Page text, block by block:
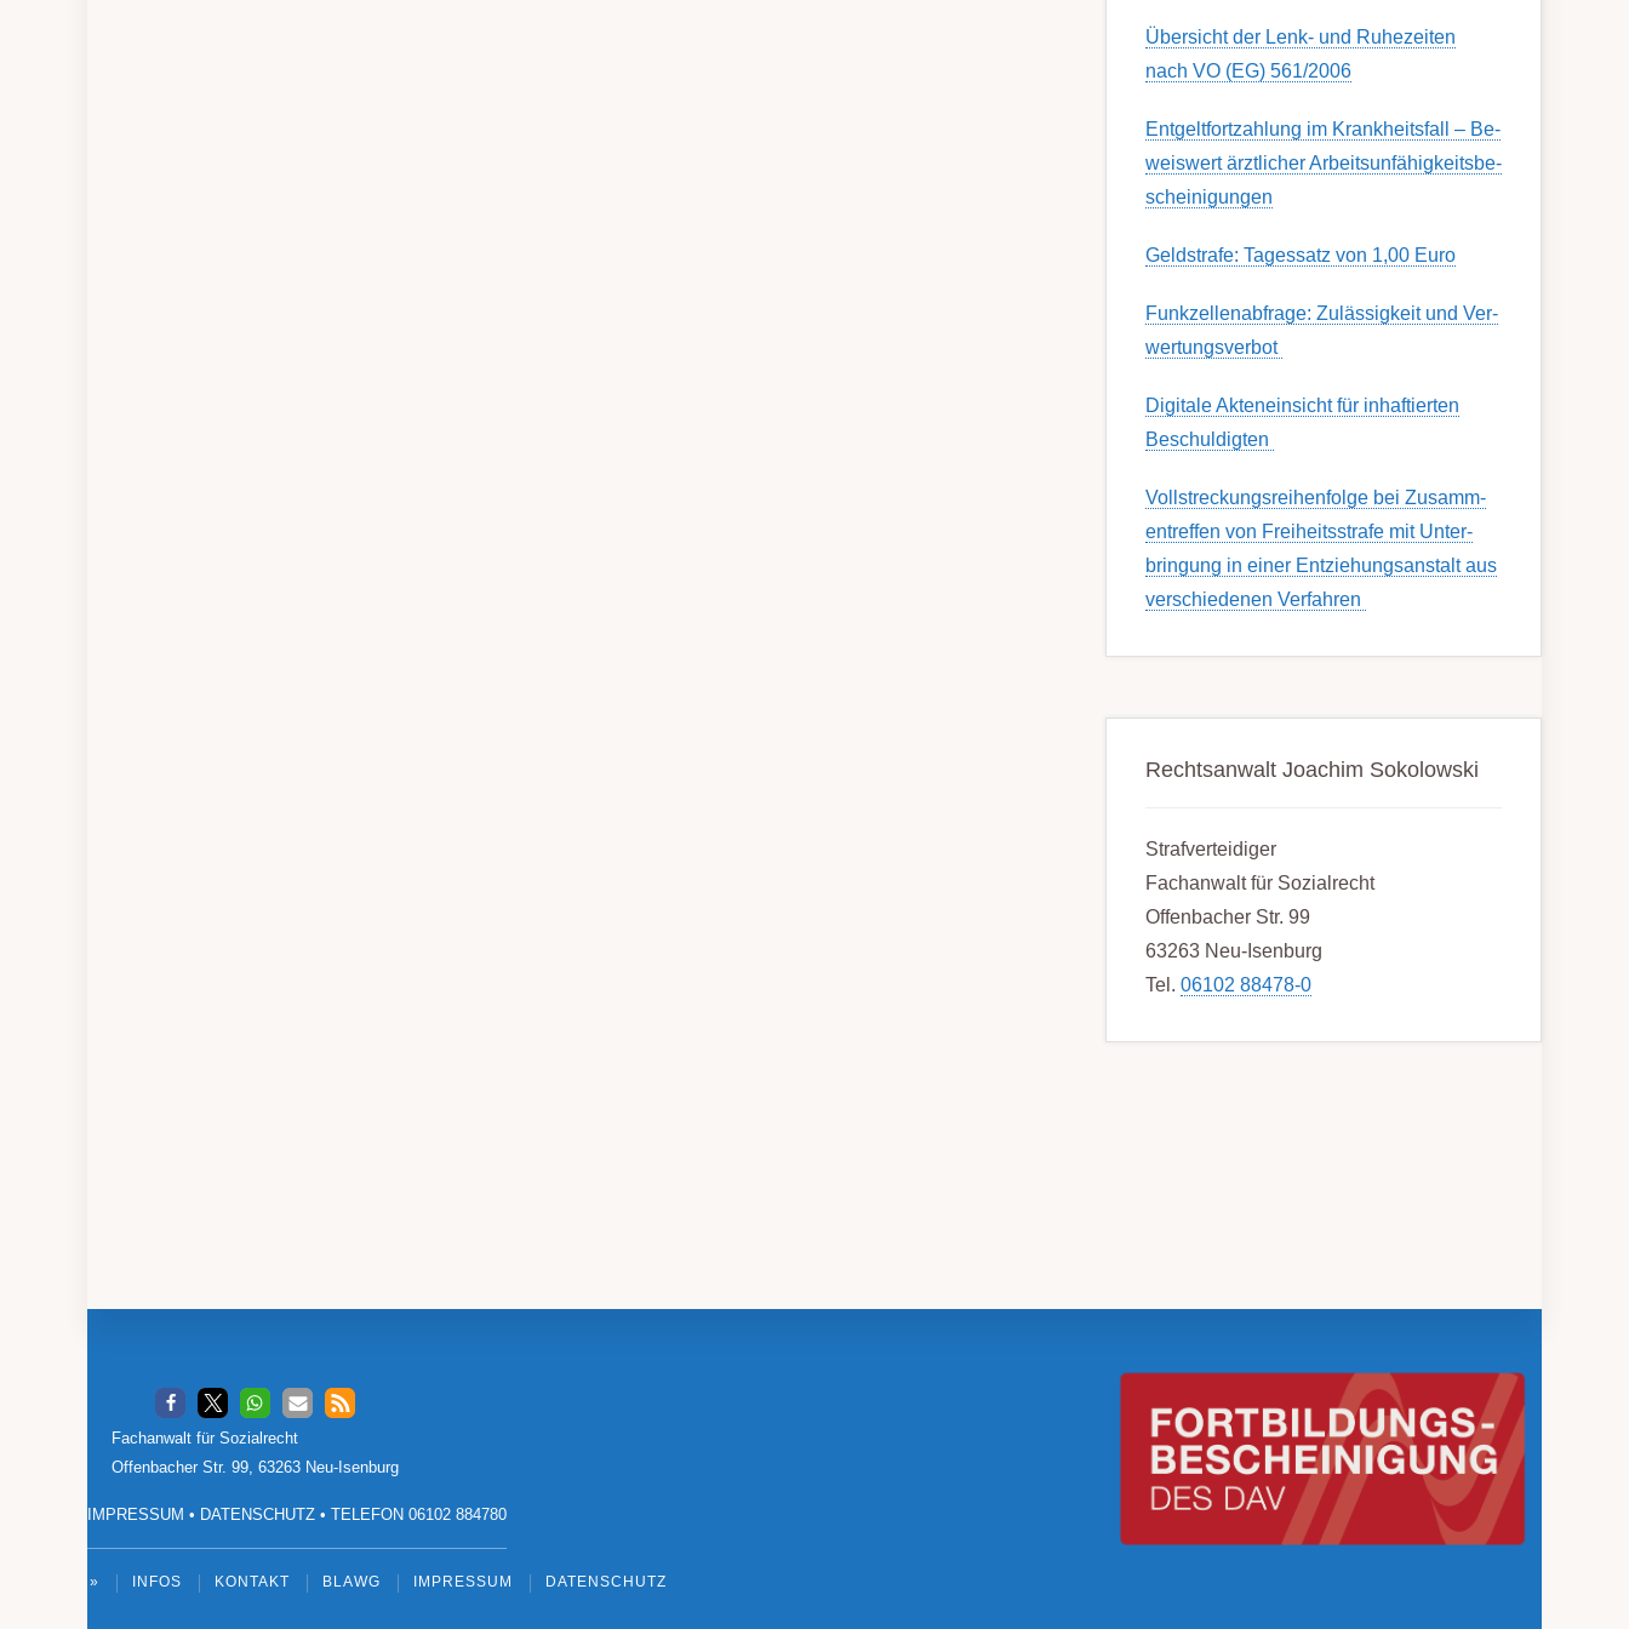
Übersicht der Lenk- und Ruhezeiten
nach VO (EG) 561/2006
Ent­gelt­fort­zahl­ung im Krank­heits­fall – Be­
weis­wert ärzt­lich­er Ar­beits­un­fähig­keits­be­
schein­igung­en
Geldstrafe: Tagessatz von 1,00 Euro
Funk­zell­en­ab­fra­ge: Zu­lässig­keit und Ver­
wert­ungs­ver­bot
Digitale Akteneinsicht für inhaftierten
Beschuldigten
Voll­streckungs­­­reihenfolge bei Zusamm­­
en­treffen von Frei­heits­strafe mit Unter­
bring­ung in einer Ent­ziehungs­anstalt aus
ver­schied­enen Ver­fahren
Rechtsanwalt Joachim Sokolowski
Strafverteidiger
Fachanwalt für Sozialrecht
Offenbacher Str. 99
63263 Neu-Isenburg
Tel. 06102 88478-0
Footer
Fachanwalt für Sozialrecht
Offenbacher Str. 99, 63263 Neu-Isenburg
IMPRESSUM • DATENSCHUTZ • TELEFON 06102 884780
» INFOS KONTAKT BLAWG IMPRESSUM DATENSCHUTZ